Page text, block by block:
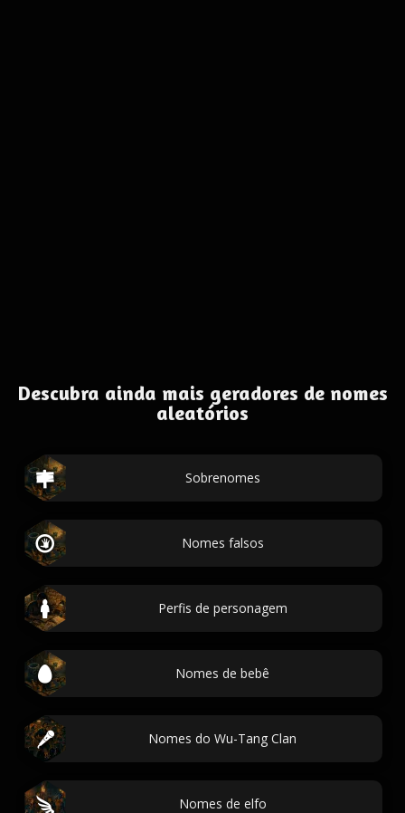
Descubra ainda mais geradores de nomes
aleatórios
Sobrenomes
Nomes falsos
Perfis de personagem
Nomes de bebê
Nomes do Wu-Tang Clan
Nomes de elfo